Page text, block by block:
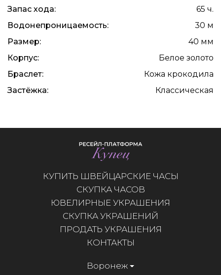
Запас хода:
65 ч.
Водонепроницаемость:
30 м
Размер:
40 мм
Корпус:
Белое золото
Браслет:
Кожа крокодила
Застёжка:
Классическая
КУПИТЬ ШВЕЙЦАРСКИЕ ЧАСЫ
СКУПКА ЧАСОВ
ЮВЕЛИРНЫЕ УКРАШЕНИЯ
СКУПКА УКРАШЕНИЙ
ПРОДАТЬ УКРАШЕНИЯ
КОНТАКТЫ
Воронеж